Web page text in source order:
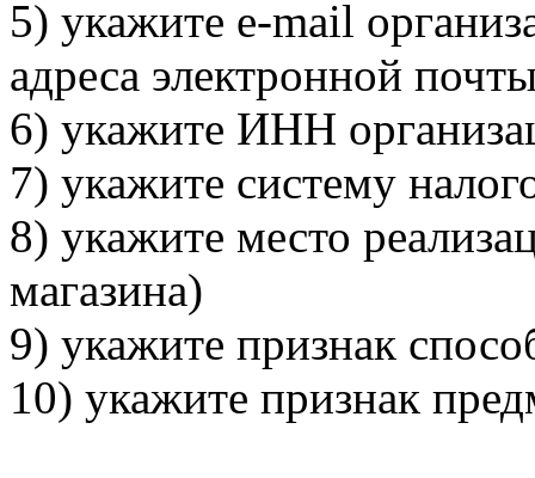
5) укажите e-mail
адреса электронной
6) укажите ИНН
7) укажите систему
8) укажите место
магазина)
9) укажите признак
10) укажите признак